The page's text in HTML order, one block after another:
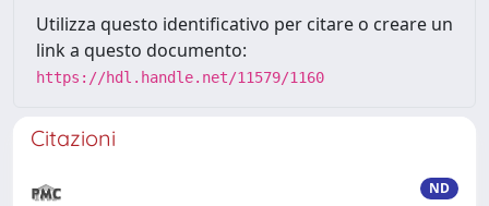
Utilizza questo identificativo per citare o creare un
link a questo documento:
https://hdl.handle.net/11579/1160
Citazioni
ND